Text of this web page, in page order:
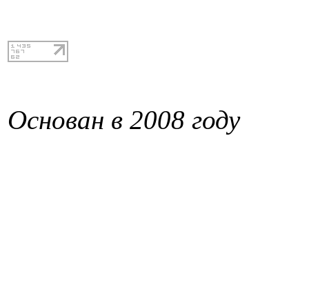
Основан в 2008 году